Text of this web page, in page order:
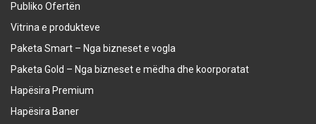
Publiko Ofertën
Vitrina e produkteve
Paketa Smart – Nga bizneset e vogla
Paketa Gold – Nga bizneset e mëdha dhe koorporatat
Hapësira Premium
Hapësira Baner